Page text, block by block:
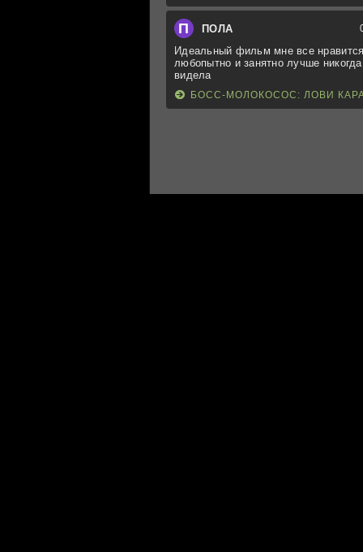
П ПОЛА
Идеальный фильм мне все
любопытно и занятно лучше
видела
БОСС-МОЛОКОСОС: ЛОВИ